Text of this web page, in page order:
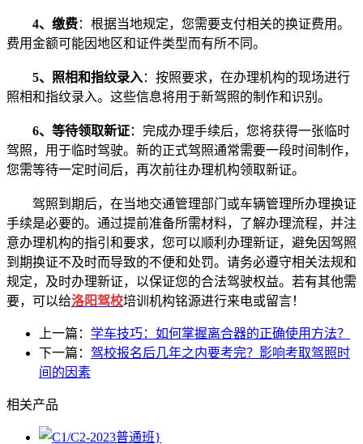
4、缴费：根据当地规定，您需要支付相关的换证费用。
费用金额可能因地区和证件类型而有所不同。
5、照相和指纹录入：按照要求，在办理机构的现场进行
照相和指纹录入。这些信息将用于新驾照的制作和识别。
6、等待领取新证：完成办理手续后，您将获得一张临时
驾照，用于临时驾驶。新的正式驾照通常需要一段时间制作，
您需等待一定时间后，再次前往办理机构领取新证。
驾照到期后，在当地交通管理部门或车辆管理所办理换证
手续是必要的。通过提前准备所需材料，了解办理流程，并注
意办理机构的指引和要求，您可以顺利办理新证，避免因驾照
到期换证不及时而导致的不便和处罚。请务必遵守相关法规和
规定，及时办理新证，以保证您的合法驾驶权益。若有其他需
要，可以给洛阳驾校培训机构铭源进行来电或留言！
上一篇： 学车技巧：如何掌握离合器的正确使用方法？
下一篇： 驾校报名后几年之内要考完？影响考取驾照时
间的因素
相关产品